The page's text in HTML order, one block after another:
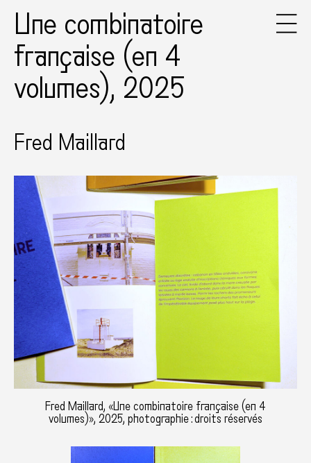
Une combinatoire
française (en 4
volumes), 2025
Fred Maillard
Fred Maillard, «Une combinatoire française (en 4
volumes)», 2025, photographie : droits réservés